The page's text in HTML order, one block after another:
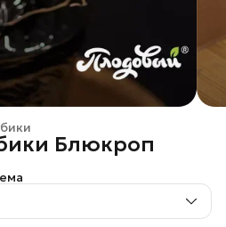
Блюкроп